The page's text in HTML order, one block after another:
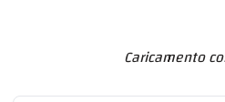
Caricamento